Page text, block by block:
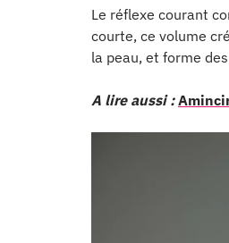
Le réflexe courant
courte, ce volume
la peau, et forme
A lire aussi :